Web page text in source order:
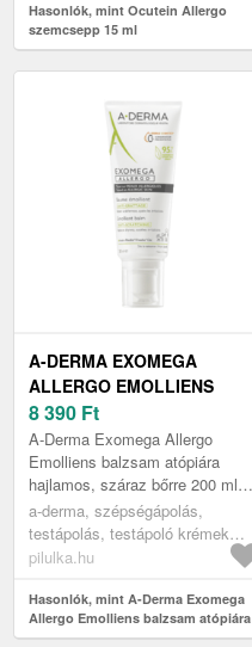
Hasonlók, mint Ocutein Allergo
szemcsepp 15 ml
A-DERMA EXOMEGA
ALLERGO EMOLLIENS
BALZSAM ATÓPIÁRA
HAJLAMOS, SZÁRAZ
BŐRRE 200 ML
8 390 Ft
A-Derma Exomega Allergo
Emolliens balzsam atópiára
hajlamos, száraz bőrre 200 ml
Szeretnéd, hogy a bőröd hidratált
és puha legyen? Akkor vedd
szemü...
a-derma, szépségápolás,
testápolás, testápoló krémek
tejek és balzsamok, testápoló
pilulka.hu
Hasonlók, mint A-Derma Exomega
Allergo Emolliens balzsam atópiára
hajlamos, száraz bőrre 200 ml